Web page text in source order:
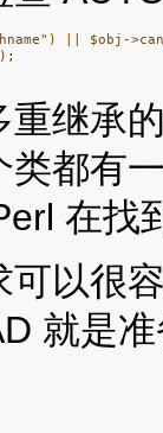
|| $obj-
重继承
类都有
在找
可以很
就是